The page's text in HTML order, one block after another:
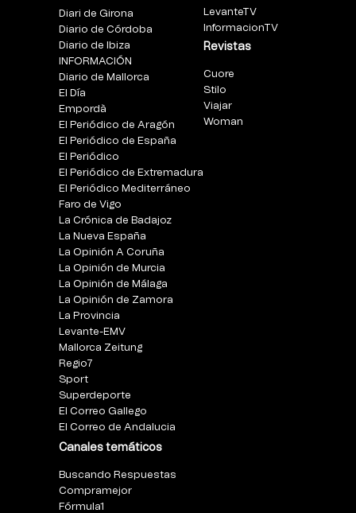
Diari de Girona
Diario de Córdoba
Diario de Ibiza
INFORMACIÓN
Diario de Mallorca
El Día
Empordà
El Periódico de Aragón
El Periódico de España
El Periódico
El Periódico de Extremadura
El Periódico Mediterráneo
Faro de Vigo
La Crónica de Badajoz
La Nueva España
La Opinión A Coruña
La Opinión de Murcia
La Opinión de Málaga
La Opinión de Zamora
La Provincia
Levante-EMV
Mallorca Zeitung
Regio7
Sport
Superdeporte
El Correo Gallego
El Correo de Andalucia
Canales temáticos
Buscando Respuestas
Compramejor
Fórmula1
LevanteTV
InformacionTV
Revistas
Cuore
Stilo
Viajar
Woman